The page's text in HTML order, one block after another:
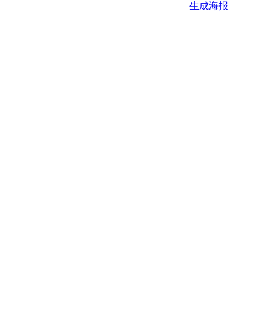
生成海报